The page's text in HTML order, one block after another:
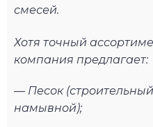
смесей.
Хотя точный
компания предлагает:
— Песок
намывной);